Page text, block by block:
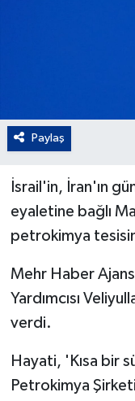
Paylaş
İsrail'in, İran'ın
eyaletine bağlı
petrokimya
Mehr Haber
Yardımcısı
verdi.
Hayati, 'Kısa bir
Petrokimya